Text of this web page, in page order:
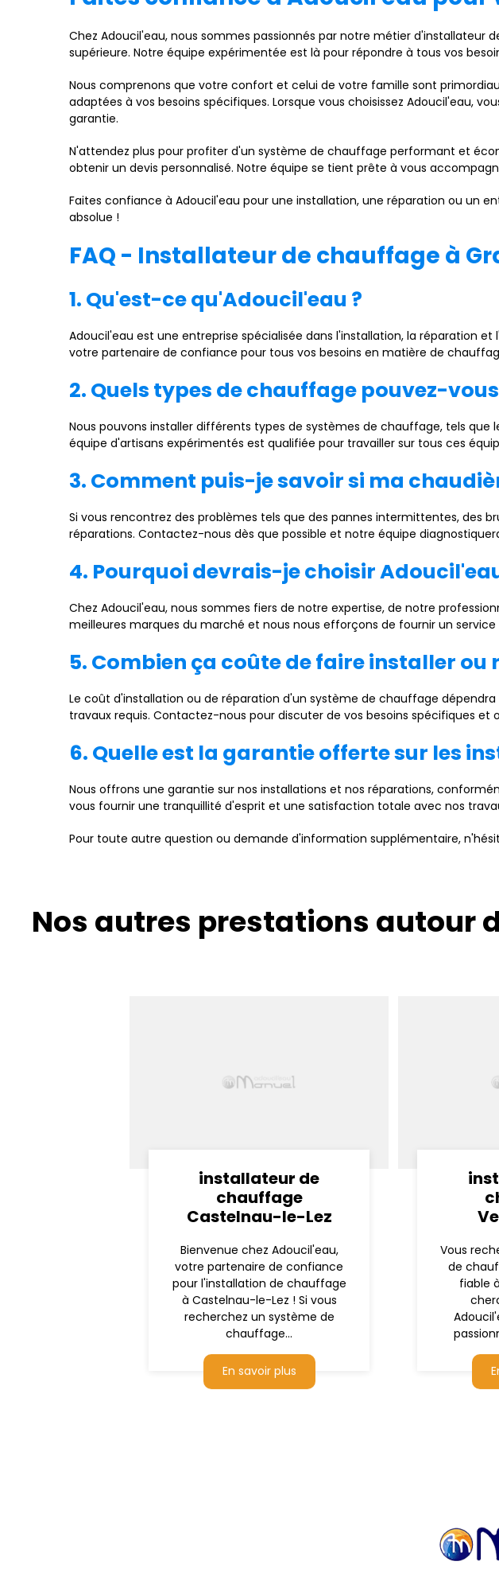
Chez Adoucil'eau, nous sommes passionnés par notre métier d'installateur
supérieure. Notre équipe expérimentée est là pour répondre à tous vos
Nous comprenons que votre confort et celui de votre famille sont
adaptées à vos besoins spécifiques. Lorsque vous choisissez Adoucil'eau,
garantie.
N'attendez plus pour profiter d'un système de chauffage performant et
obtenir un devis personnalisé. Notre équipe se tient prête à vous
Faites confiance à Adoucil'eau pour une installation, une réparation ou un
absolue !
FAQ - Installateur de chauffage à
1. Qu'est-ce qu'Adoucil'eau ?
Adoucil'eau est une entreprise spécialisée dans l'installation, la réparation
votre partenaire de confiance pour tous vos besoins en matière de
2. Quels types de chauffage pouvez-
Nous pouvons installer différents types de systèmes de chauffage, tels
équipe d'artisans expérimentés est qualifiée pour travailler sur tous ces
3. Comment puis-je savoir si ma
Si vous rencontrez des problèmes tels que des pannes intermittentes, des
réparations. Contactez-nous dès que possible et notre équipe
4. Pourquoi devrais-je choisir
Chez Adoucil'eau, nous sommes fiers de notre expertise, de notre
meilleures marques du marché et nous nous efforçons de fournir un
5. Combien ça coûte de faire installer
Le coût d'installation ou de réparation d'un système de chauffage
travaux requis. Contactez-nous pour discuter de vos besoins spécifiques et
6. Quelle est la garantie offerte sur les
Nous offrons une garantie sur nos installations et nos réparations,
vous fournir une tranquillité d'esprit et une satisfaction totale avec nos
Pour toute autre question ou demande d'information supplémentaire,
Nos autres prestations autour
installateur de
chauffage
Castelnau-le-Lez
Bienvenue chez Adoucil'eau,
votre partenaire de confiance
pour l'installation de chauffage
à Castelnau-le-Lez ! Si vous
recherchez un système de
chauffage...
En savoir plus
Vous
de
fiable